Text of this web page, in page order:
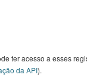
ter acesso a esses
da API).